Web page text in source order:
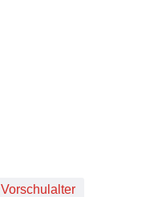
Vorschulalter